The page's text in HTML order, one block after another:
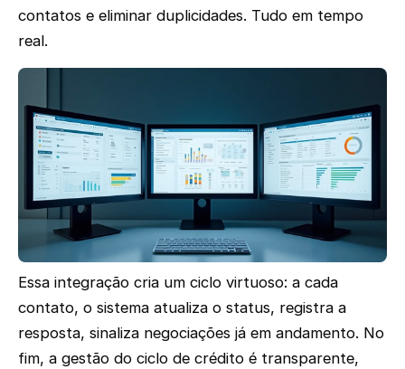
contatos e eliminar duplicidades. Tudo em tempo
real.
Essa integração cria um ciclo virtuoso: a cada
contato, o sistema atualiza o status, registra a
resposta, sinaliza negociações já em andamento. No
fim, a gestão do ciclo de crédito é transparente,